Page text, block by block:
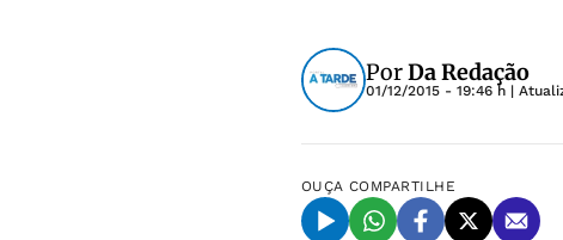
PorDa Redação
01/12/2015 - 19:46 h |
OUÇA COMPARTILHE